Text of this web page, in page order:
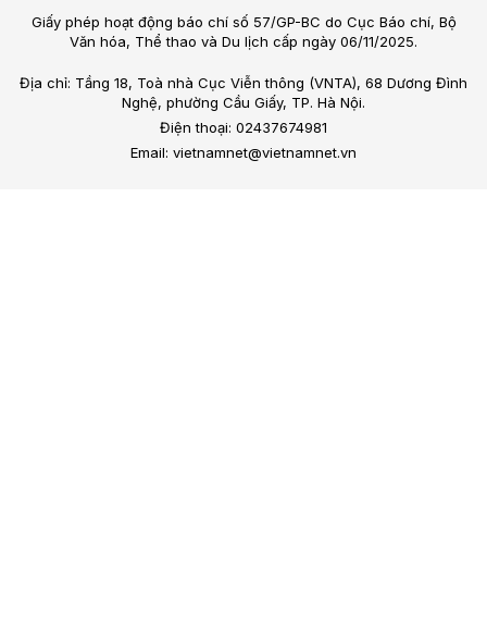
Giấy phép hoạt động báo chí số 57/GP-BC do Cục Báo chí, Bộ
Văn hóa, Thể thao và Du lịch cấp ngày 06/11/2025.
Địa chỉ: Tầng 18, Toà nhà Cục Viễn thông (VNTA), 68 Dương Đình
Nghệ, phường Cầu Giấy, TP. Hà Nội.
Điện thoại: 02437674981
Email: vietnamnet@vietnamnet.vn